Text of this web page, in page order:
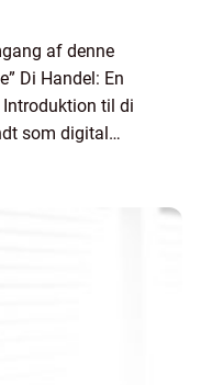
af denne
Di Handel: En
til di
som digital